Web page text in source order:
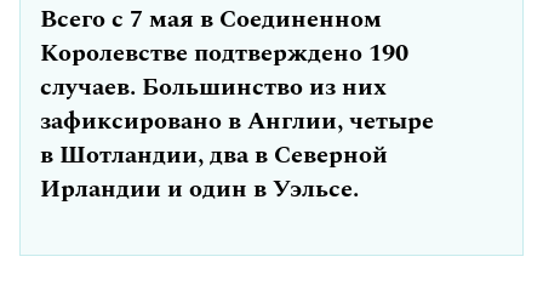
Всего с 7 мая в Соединенном
Королевстве подтверждено 190
случаев. Большинство из них
зафиксировано в Англии, четыре
в Шотландии, два в Северной
Ирландии и один в Уэльсе.